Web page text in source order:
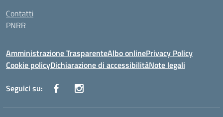
Contatti
PNRR
Amministrazione TrasparenteAlbo onlinePrivacy Policy
Cookie policyDichiarazione di accessibilitàNote legali
Seguici su: